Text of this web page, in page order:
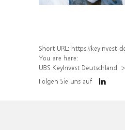
Short URL: https://keyinvest-de.ubs.com/
You are here:
UBS KeyInvest Deutschland
Folgen Sie uns auf